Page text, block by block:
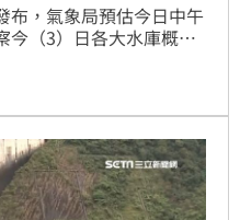
布，氣象局預估今日中午
今（3）日各大水庫概
一代的永和山水庫、嘉
提醒下游民眾小心。